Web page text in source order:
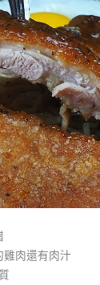
肉還有肉汁